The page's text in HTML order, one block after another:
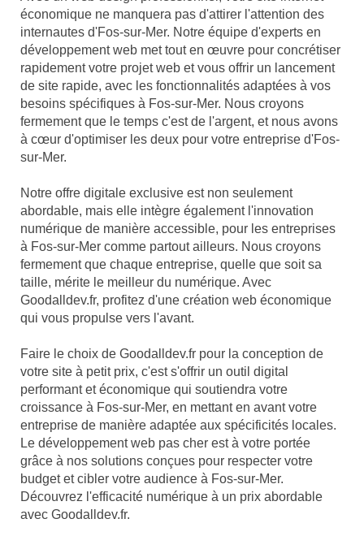
économique ne manquera pas d'attirer l'attention des
internautes d'Fos-sur-Mer. Notre équipe d'experts en
développement web met tout en œuvre pour concrétiser
rapidement votre projet web et vous offrir un lancement
de site rapide, avec les fonctionnalités adaptées à vos
besoins spécifiques à Fos-sur-Mer. Nous croyons
fermement que le temps c'est de l'argent, et nous avons
à cœur d'optimiser les deux pour votre entreprise d'Fos-
sur-Mer.
Notre offre digitale exclusive est non seulement
abordable, mais elle intègre également l'innovation
numérique de manière accessible, pour les entreprises
à Fos-sur-Mer comme partout ailleurs. Nous croyons
fermement que chaque entreprise, quelle que soit sa
taille, mérite le meilleur du numérique. Avec
Goodalldev.fr, profitez d'une création web économique
qui vous propulse vers l'avant.
Faire le choix de Goodalldev.fr pour la conception de
votre site à petit prix, c'est s'offrir un outil digital
performant et économique qui soutiendra votre
croissance à Fos-sur-Mer, en mettant en avant votre
entreprise de manière adaptée aux spécificités locales.
Le développement web pas cher est à votre portée
grâce à nos solutions conçues pour respecter votre
budget et cibler votre audience à Fos-sur-Mer.
Découvrez l'efficacité numérique à un prix abordable
avec Goodalldev.fr.